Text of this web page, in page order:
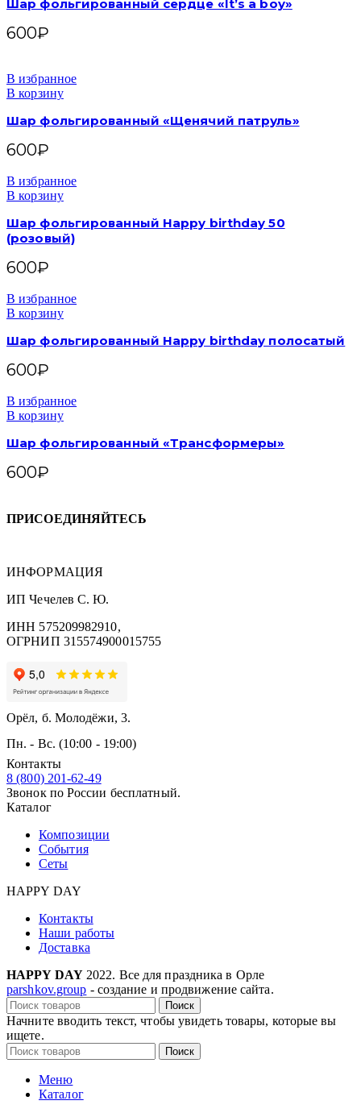
Шар фольгированный сердце «It’s a boy»
600₽
В избранное
В корзину
Шар фольгированный «Щенячий патруль»
600₽
В избранное
В корзину
Шар фольгированный Happy birthday 50
(розовый)
600₽
В избранное
В корзину
Шар фольгированный Happy birthday полосатый
600₽
В избранное
В корзину
Шар фольгированный «Трансформеры»
600₽
ПРИСОЕДИНЯЙТЕСЬ
ИНФОРМАЦИЯ
ИП Чечелев С. Ю.
ИНН 575209982910,
ОГРНИП 315574900015755
Орёл, б. Молодёжи, 3.
Пн. - Вс. (10:00 - 19:00)
Контакты
8 (800) 201-62-49
Звонок по России бесплатный.
Каталог
Композиции
События
Сеты
HAPPY DAY
Контакты
Наши работы
Доставка
HAPPY DAY 2022. Все для праздника в Орле
parshkov.group - создание и продвижение сайта.
Поиск
Начните вводить текст, чтобы увидеть товары, которые вы
ищете.
Поиск
Меню
Каталог